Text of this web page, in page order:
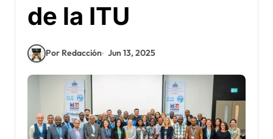
de la ITU
Por Redacción Jun 13, 2025